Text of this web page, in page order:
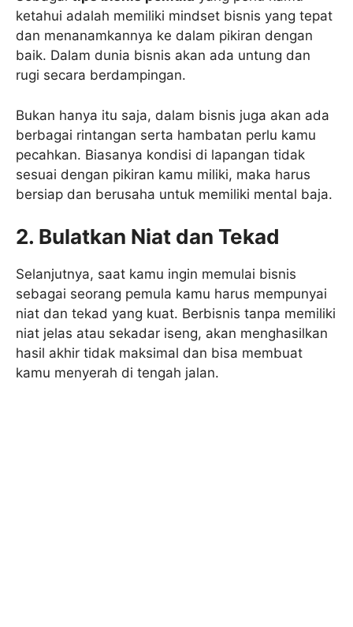
ketahui adalah memiliki mindset bisnis yang tepat
dan menanamkannya ke dalam pikiran dengan
baik. Dalam dunia bisnis akan ada untung dan
rugi secara berdampingan.
Bukan hanya itu saja, dalam bisnis juga akan ada
berbagai rintangan serta hambatan perlu kamu
pecahkan. Biasanya kondisi di lapangan tidak
sesuai dengan pikiran kamu miliki, maka harus
bersiap dan berusaha untuk memiliki mental baja.
2. Bulatkan Niat dan Tekad
Selanjutnya, saat kamu ingin memulai bisnis
sebagai seorang pemula kamu harus mempunyai
niat dan tekad yang kuat. Berbisnis tanpa memiliki
niat jelas atau sekadar iseng, akan menghasilkan
hasil akhir tidak maksimal dan bisa membuat
kamu menyerah di tengah jalan.